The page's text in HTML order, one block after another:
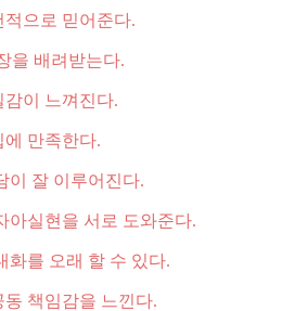
으로 믿어준다.
을 배려받는다.
이 느껴진다.
만족한다.
이 잘 이루어진다.
아실현을 서로 도와준다.
화를 오래 할 수 있다.
책임감을 느낀다.